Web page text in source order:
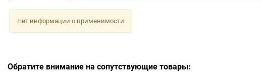
Нет информации о применимости
Обратите внимание на сопутствующие товары: